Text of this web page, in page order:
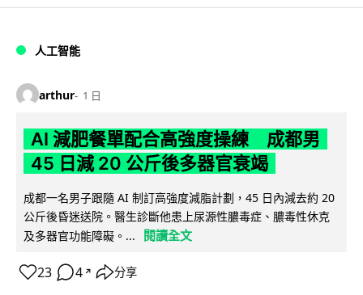
人工智能
arthur 1 日
AI 減肥餐單配合高強度操練 成都男
45 日減 20 公斤後多器官衰竭
成都一名男子跟隨 AI 制訂高強度減脂計劃，45 日內減去約 20
公斤後昏迷送院。醫生診斷他患上尿源性膿毒症、膿毒性休克
及多器官功能障礙。...
閱讀全文
23 4 ↗ 分享